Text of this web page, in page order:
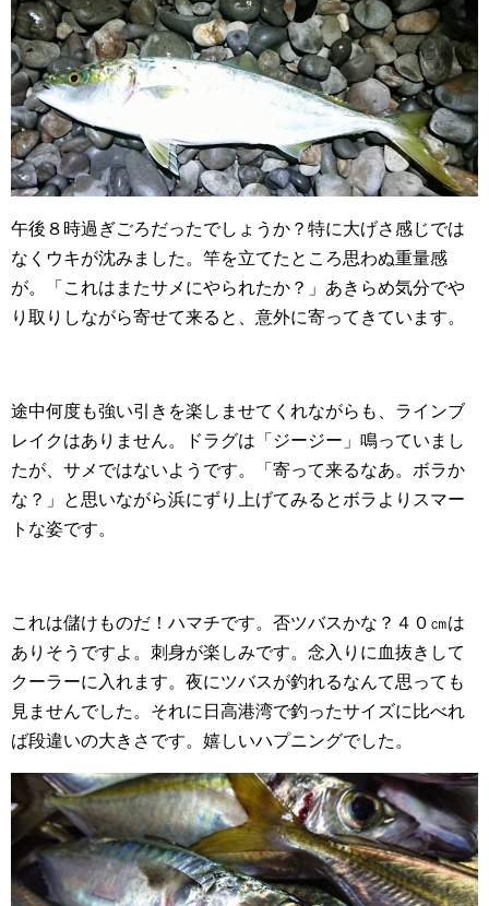
午後８時過ぎごろだったでしょうか？特に大げさ感じでは
なくウキが沈みました。竿を立てたところ思わぬ重量感
が。「これはまたサメにやられたか？」あきらめ気分でや
り取りしながら寄せて来ると、意外に寄ってきています。
途中何度も強い引きを楽しませてくれながらも、ラインブ
レイクはありません。ドラグは「ジージー」鳴っていまし
たが、サメではないようです。「寄って来るなあ。ボラか
な？」と思いながら浜にずり上げてみるとボラよりスマー
トな姿です。
これは儲けものだ！ハマチです。否ツバスかな？４０㎝は
ありそうですよ。刺身が楽しみです。念入りに血抜きして
クーラーに入れます。夜にツバスが釣れるなんて思っても
見ませんでした。それに日高港湾で釣ったサイズに比べれ
ば段違いの大きさです。嬉しいハプニングでした。